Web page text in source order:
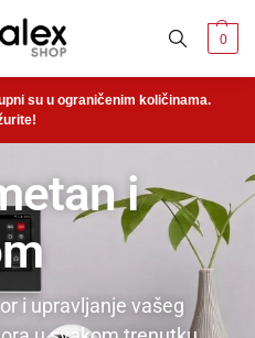
0
su u ograničenim količinama.
i
i upravljanje vašeg